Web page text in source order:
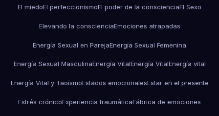
El miedoEl perfeccionismoEl poder de la conscienciaEl Sexo
Elevando la conscienciaEmociones atrapadas
Energía Sexual en ParejaEnergía Sexual Femenina
Energía Sexual MasculinaEnergía VitalEnergía VitalEnergía vital
Energía Vital y TaoísmoEstados emocionalesEstar en el presente
Estrés crónicoExperiencia traumáticaFábrica de emociones